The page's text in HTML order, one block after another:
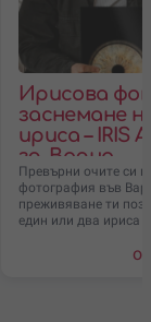
Ирисова
заснемане
ириса – IRIS
гр. Варна
Превърни очите си в
фотография във
преживяване ти
един или два ириса
от